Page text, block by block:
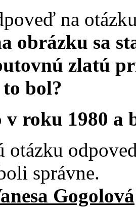
na
obrázku sa
zlatú
bol?
v roku 1980
otázku
boli správne.
Gogolová